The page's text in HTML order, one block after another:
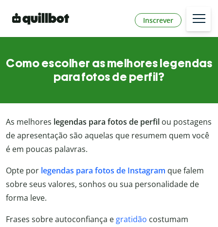
Inscrever
Como escolher as melhores legendas
para fotos de perfil?
As melhores legendas para fotos de perfil ou postagens
de apresentação são aquelas que resumem quem você
é em poucas palavras.
Opte por legendas para fotos de Instagram que falem
sobre seus valores, sonhos ou sua personalidade de
forma leve.
Frases sobre autoconfiança e gratidão costumam